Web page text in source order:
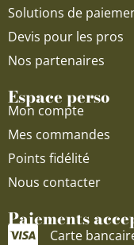
Solutions de
Devis pour les pros
Nos partenaires
Espace perso
Mon compte
Mes commandes
Points fidélité
Nous contacter
Paiements
Carte